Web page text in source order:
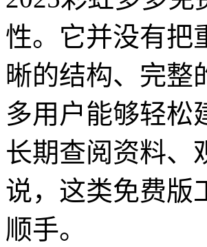
性。它并没有把
晰的结构、完整
多用户能够轻松
长期查阅资料、
说，这类免费版
顺手。